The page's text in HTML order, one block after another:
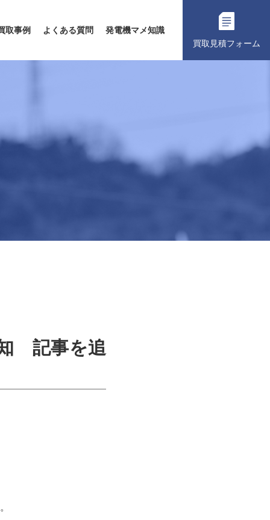
取事例 よくある質問
発電機マメ知識
買取見積フォーム
記事を追